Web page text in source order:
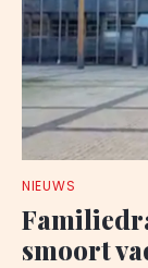
NIEUWS
smoort